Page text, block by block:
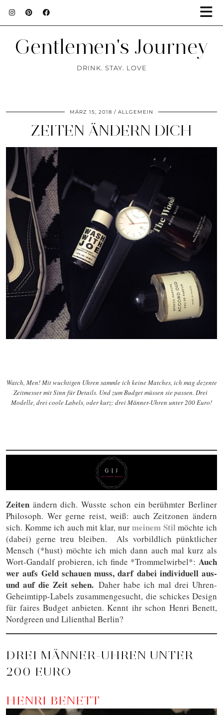
Gentlemen's Journey
DRINK. STAY. LOVE
MÄRZ 15, 2018 ALLGEMEIN
ZEITEN ÄNDERN DICH
Watch, Men! Mit wuchtigen Uhren sammle ich keine Matches, ich mag dezente
Zeitmesser mit Sinn für Details. Und zum Budget müssen sie passen. Drei
Modelle, drei coole Labels, oder kurz: drei Männer-Uhren unter 200 Euro!
Zeiten ändern dich. Wusste schon ein berühmter Berliner
Philosoph. Wer gerne reist, weiß: auch Zeitzonen ändern
sich. Komme ich auch mit klar, nurmeinem Stilmöchte ich
(dabei) gerne treu bleiben. Als vorbildlich pünktlicher
Mensch (*hust) möchte ich mich dann auch mal kurz als
Wort-Gandalf probieren, ich finde *Trommelwirbel*: Auch
wer aufs Geld schauen muss, darf dabei individuell aus-
und auf die Zeit sehen. Daher habe ich mal drei Uhren-
Geheimtipp-Labels zusammengesucht, die schickes Design
für faires Budget anbieten. Kennt ihr schon Henri Benett,
Nordgreen und Lilienthal Berlin?
DREI MÄNNER-UHREN UNTER
200 EURO
HENRI BENETT